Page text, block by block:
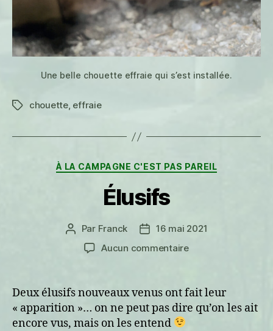
Une belle chouette effraie qui s’est installée.
Étiquettes
chouette, effraie
Catégories
À LA CAMPAGNE C'EST PAS PAREIL
Élusifs
Auteur
l’article
Par Franck
Date16 mai 2021
Aucun commentairesur
Deux élusifs nouveaux venus ont fait leur
« apparition »… on ne peut pas dire qu’on les ait
encore vus, mais on les entend